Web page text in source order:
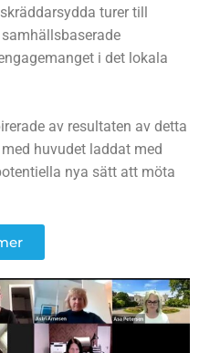
turer till
i det lokala
av resultaten av detta
huvudet laddat med
nya sätt att möta